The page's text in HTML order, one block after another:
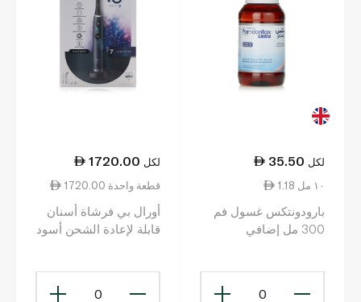
35.50 لكل
1.18 ١٠ مل
بارودونتكس غسول فم
300 مل إضافي
0
1720.00 لكل
1720.00 قطعة واحدة
أورال بي فرشاة أسنان
قابلة لإعادة الشحن أسود
0